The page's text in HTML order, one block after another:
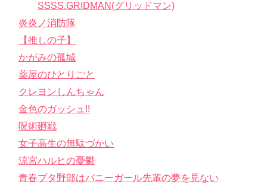
SSSS.GRIDMAN(グリッドマン)
炎炎ノ消防隊
【推しの子】
かがみの孤城
薬屋のひとりごと
クレヨンしんちゃん
金色のガッシュ!!
呪術廻戦
女子高生の無駄づかい
涼宮ハルヒの憂鬱
青春ブタ野郎はバニーガール先輩の夢を見ない